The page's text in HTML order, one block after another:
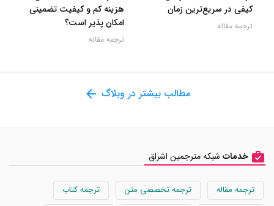
کیفی در سریع‌ترین زمان
ترجمه مقاله
هزینه کم و کیفیت تضمینی
امکان پذیر است؟
ترجمه مقاله
مطالب بیشتر در وبلاگ
خدمات شبکه مترجمین اشراق
ترجمه مقاله ترجمه تخصصی متن
ترجمه کتاب